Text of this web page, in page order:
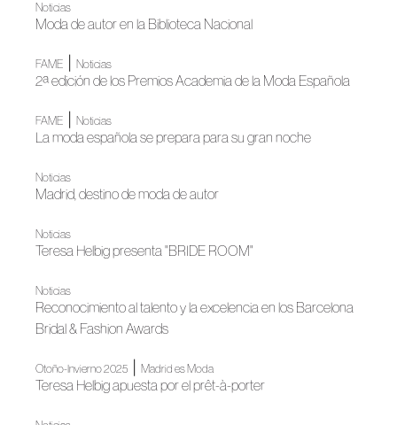
Noticias
Moda de autor en la Biblioteca Nacional
FAME Noticias
2ª edición de los Premios Academia de la Moda Española
FAME Noticias
La moda española se prepara para su gran noche
Noticias
Madrid, destino de moda de autor
Noticias
Teresa Helbig presenta "BRIDE ROOM"
Noticias
Reconocimiento al talento y la excelencia en los Barcelona
Bridal & Fashion Awards
Otoño-Invierno 2025 Madrid es Moda
Teresa Helbig apuesta por el prêt-à-porter